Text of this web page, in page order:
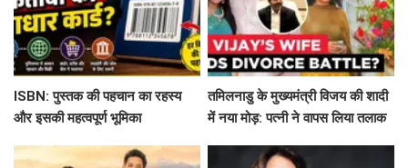
ISBN: पुस्तक की पहचान का रहस्य
और इसकी महत्वपूर्ण भूमिका
तमिलनाडु के मुख्यमंत्री विजय की शादी
में नया मोड़: पत्नी ने वापस लिया तलाक